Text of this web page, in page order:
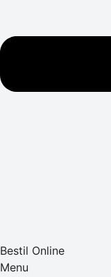
Bestil Online
Menu